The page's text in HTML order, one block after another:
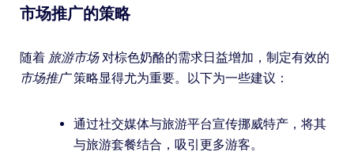
市场推广的策略
随着 旅游市场对棕色奶酪的需求日益增加，制定有效的
市场推广策略显得尤为重要。以下为一些建议：
通过社交媒体与旅游平台宣传挪威特产，将其
与旅游套餐结合，吸引更多游客。